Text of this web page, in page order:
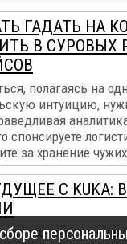
ГАДАТЬ НА
В СУРОВЫХ
полагаясь на
интуицию,
спонсируете
за хранение
С KUKA: